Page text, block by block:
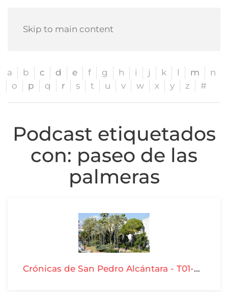
Skip to main content
a b c d e f g h i j k l m
n
o
p q r s t u v w x y z #
Podcast etiquetados
con: paseo de las
palmeras
Crónicas de San Pedro Alcántara - T01-P15